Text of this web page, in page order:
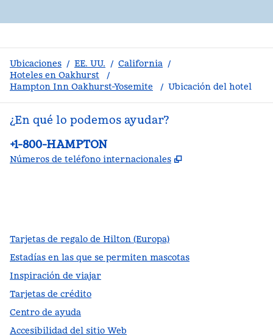
Ubicaciones / EE. UU. / California /
Hoteles en Oakhurst
/
Hampton Inn Oakhurst-Yosemite
/ Ubicación del hotel
¿En qué lo podemos ayudar?
Teléfono:
+1-800-HAMPTON
Números de teléfono internacionales ,
Tarjetas de regalo de Hilton (Europa)
Estadías en las que se permiten mascotas
Inspiración de viajar
Tarjetas de crédito
Centro de ayuda
Accesibilidad del sitio Web